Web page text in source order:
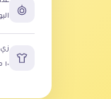
١٠ مارس